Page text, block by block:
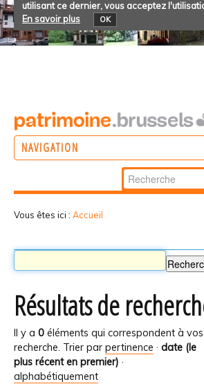
utilisant ce dernier, vous acceptez
En savoir plus
OK
NAVIGATION
Chercher par
Recherche
Vous êtes ici : Accueil
Résultats de
Il y a 0 éléments qui correspondent à
recherche. Trier par pertinence · date (le
plus récent en premier) ·
alphabétiquement